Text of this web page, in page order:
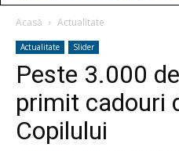
Acasă Actualitate
Actualitate Slider
Peste 3.000
primit cadouri
Copilului